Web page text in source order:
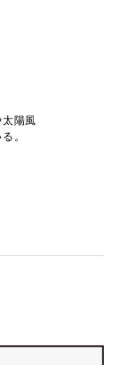
太陽風
。